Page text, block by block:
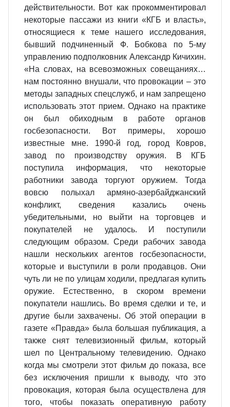
действительности. Вот как прокомментировал
некоторые пассажи из книги «КГБ и власть»,
относящиеся к теме нашего исследования,
бывший подчиненный Ф. Бобкова по 5-му
управлению подполковник Александр Кичихин.
«На словах, на всевозможных совещаниях…
нам постоянно внушали, что провокации – это
методы западных спецслужб, и нам запрещено
использовать этот прием. Однако на практике
он был обиходным в работе органов
госбезопасности. Вот примеры, хорошо
известные мне. 1990-й год, город Ковров,
завод по производству оружия. В КГБ
поступила информация, что некоторые
работники завода торгуют оружием. Тогда
вовсю полыхал армяно-азербайджанский
конфликт, сведения казались очень
убедительными, но выйти на торговцев и
покупателей не удалось. И поступили
следующим образом. Среди рабочих завода
нашли нескольких агентов госбезопасности,
которые и выступили в роли продавцов. Они
чуть ли не по улицам ходили, предлагая купить
оружие. Естественно, в скором времени
покупатели нашлись. Во время сделки и те, и
другие были захвачены. Об этой операции в
газете «Правда» была большая публикация, а
также снят телевизионный фильм, который
шел по Центральному телевидению. Однако
когда мы смотрели этот фильм до показа, все
без исключения пришли к выводу, что это
провокация, которая была осуществлена для
того, чтобы показать оперативную работу